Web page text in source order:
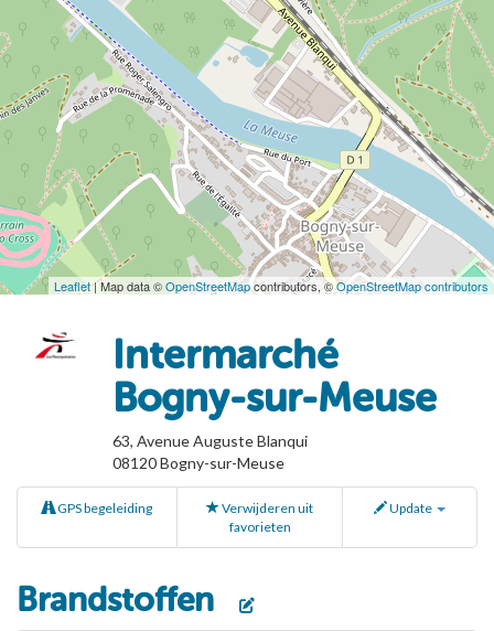
Leaflet| Map data ©OpenStreetMapcontributors, ©OpenStreetMap contributors
Intermarché
Bogny-sur-Meuse
63, Avenue Auguste Blanqui
08120Bogny-sur-Meuse
GPS begeleiding
Verwijderen uit
favorieten
Update
Brandstoffen